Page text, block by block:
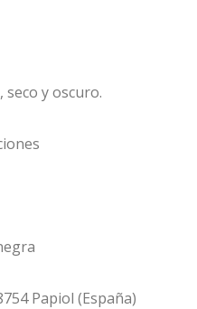
y oscuro.
Papiol (España)